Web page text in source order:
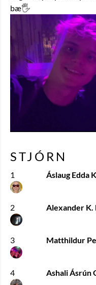
bæ🖐️
STJÓRN
1 Áslaug Edda
2 Alexander K.
3 Matthildur
4 Ashali Ásrún